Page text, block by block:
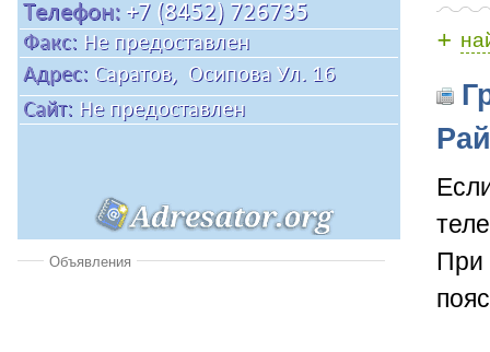
Объявления
+
При